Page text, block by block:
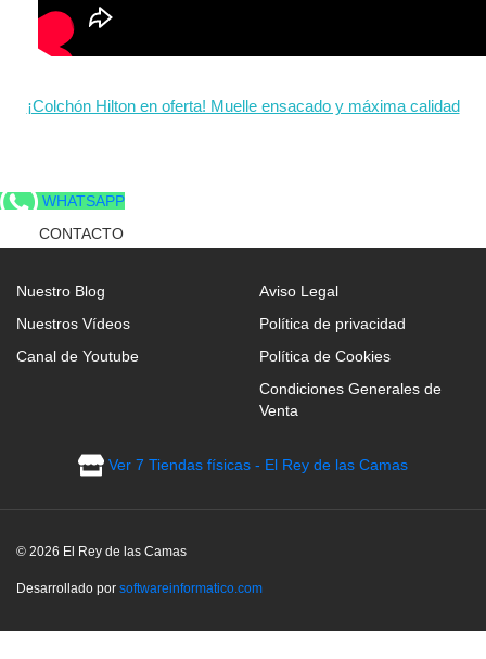
¡Colchón Hilton en oferta! Muelle ensacado y máxima calidad
WHATSAPP
CONTACTO
Nuestro Blog
Nuestros Vídeos
Canal de Youtube
Aviso Legal
Política de privacidad
Política de Cookies
Condiciones Generales de
Venta
Ver 7 Tiendas físicas - El Rey de las Camas
© 2026 El Rey de las Camas
Desarrollado por softwareinformatico.com